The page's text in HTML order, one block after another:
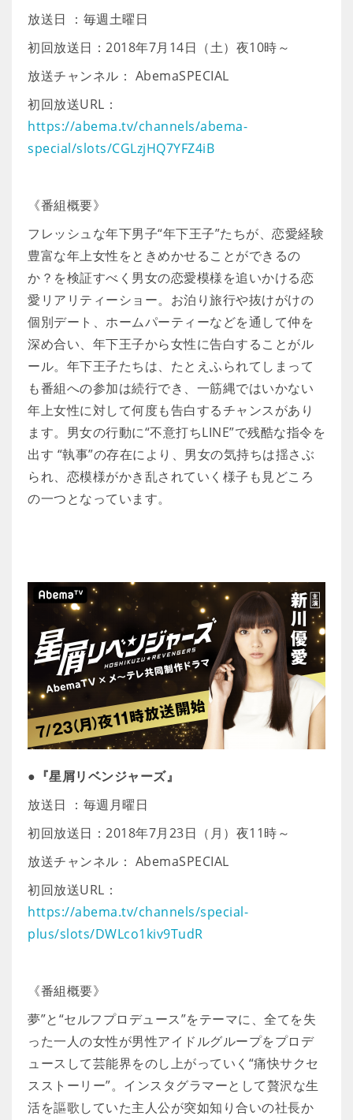
放送日 ：毎週土曜日
初回放送日：2018年7月14日（土）夜10時～
放送チャンネル： AbemaSPECIAL
初回放送URL：
https://abema.tv/channels/abema-
special/slots/CGLzjHQ7YFZ4iB
《番組概要》
フレッシュな年下男子“年下王子”たちが、恋愛経験
豊富な年上女性をときめかせることができるの
か？を検証すべく男女の恋愛模様を追いかける恋
愛リアリティーショー。お泊り旅行や抜けがけの
個別デート、ホームパーティーなどを通して仲を
深め合い、年下王子から女性に告白することがル
ール。年下王子たちは、たとえふられてしまって
も番組への参加は続行でき、一筋縄ではいかない
年上女性に対して何度も告白するチャンスがあり
ます。男女の行動に“不意打ちLINE”で残酷な指令を
出す “執事”の存在により、男女の気持ちは揺さぶ
られ、恋模様がかき乱されていく様子も見どころ
の一つとなっています。
●『星屑リベンジャーズ』
放送日 ：毎週月曜日
初回放送日：2018年7月23日（月）夜11時～
放送チャンネル： AbemaSPECIAL
初回放送URL：
https://abema.tv/channels/special-
plus/slots/DWLco1kiv9TudR
《番組概要》
夢”と“セルフプロデュース”をテーマに、全てを失
った一人の女性が男性アイドルグループをプロデ
ュースして芸能界をのし上がっていく“痛快サクセ
スストーリー”。インスタグラマーとして贅沢な生
活を謳歌していた主人公が突如知り合いの社長か